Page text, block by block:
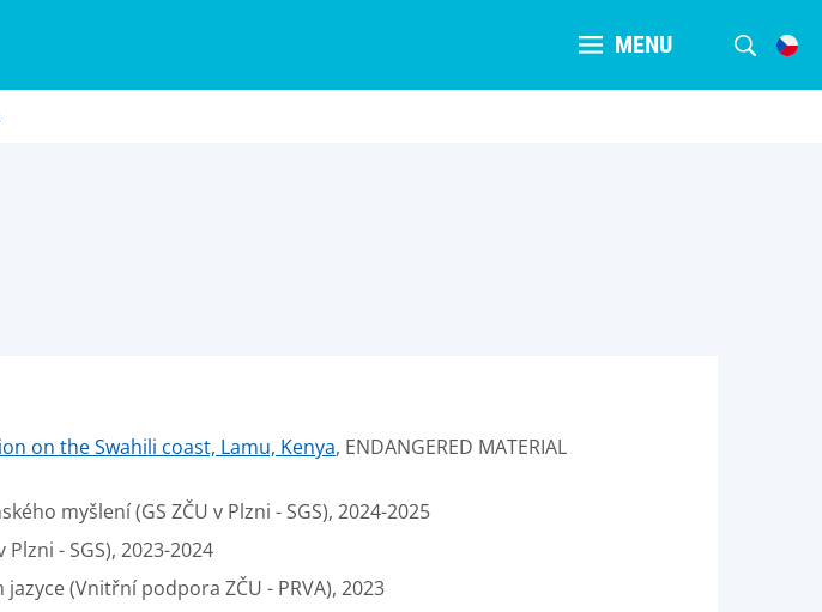
MENU
on the Swahili coast, Lamu, Kenya, ENDANGERED MATERIAL
myšlení (GS ZČU v Plzni - SGS), 2024-2025
- SGS), 2023-2024
(Vnitřní podpora ZČU - PRVA), 2023